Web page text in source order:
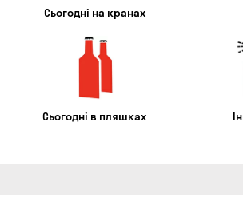
Сьогодні на кранах
Сьогодні в пляшках